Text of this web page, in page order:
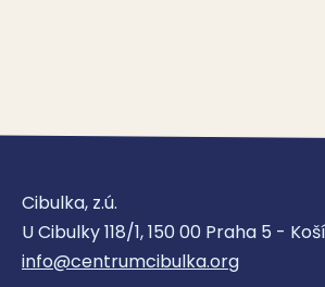
Cibulka, z.ú.
U Cibulky 118/1, 150 00 Praha 5 -
info@centrumcibulka.org